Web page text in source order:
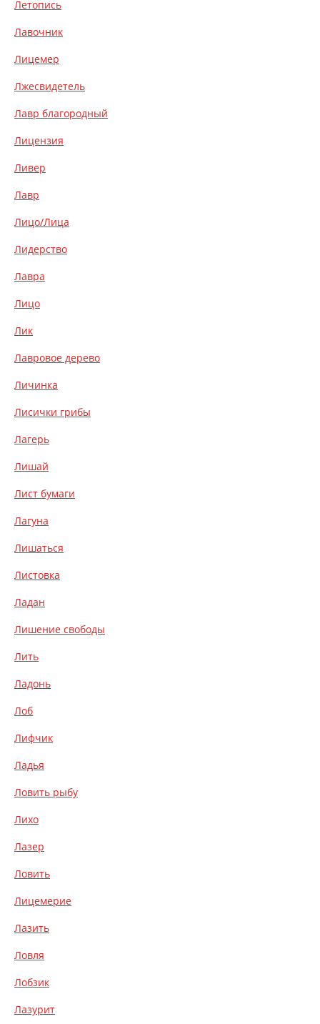
Летопись
Лавочник
Лицемер
Лжесвидетель
Лавр благородный
Лицензия
Ливер
Лавр
Лицо/Лица
Лидерство
Лавра
Лицо
Лик
Лавровое дерево
Личинка
Лисички грибы
Лагерь
Лишай
Лист бумаги
Лагуна
Лишаться
Листовка
Ладан
Лишение свободы
Лить
Ладонь
Лоб
Лифчик
Ладья
Ловить рыбу
Лихо
Лазер
Ловить
Лицемерие
Лазить
Ловля
Лобзик
Лазурит